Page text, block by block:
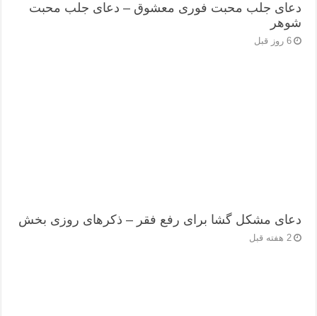
دعای جلب محبت فوری معشوق – دعای جلب محبت
شوهر
6 روز قبل
دعای مشکل گشا برای رفع فقر – ذکرهای روزی‌ بخش
2 هفته قبل